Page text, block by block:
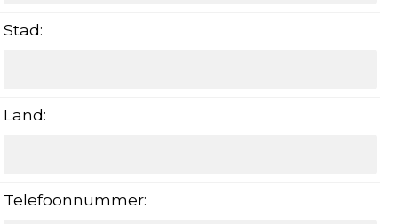
Stad:
Land:
Telefoonnummer: